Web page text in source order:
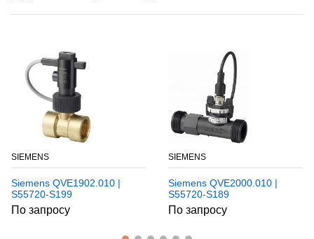
SIEMENS
Siemens QVE1902.010 |
S55720-S199
По запросу
SIEMENS
Siemens QVE2000.010 |
S55720-S189
По запросу